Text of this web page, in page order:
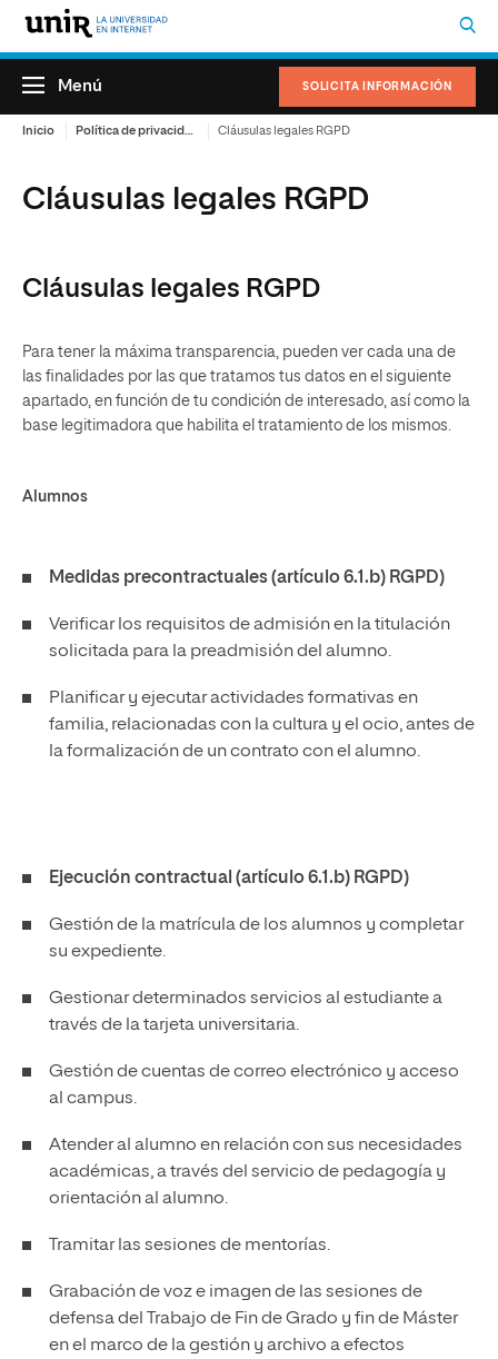
SOLICITA INFORMACIÓN
Menú
Inicio Cláusulas legales RGPD
Cláusulas legales RGPD
Cláusulas legales RGPD
Para tener la máxima transparencia, pueden ver cada una de
las finalidades por las que tratamos tus datos en el siguiente
apartado, en función de tu condición de interesado, así como la
base legitimadora que habilita el tratamiento de los mismos.
Alumnos
Medidas precontractuales (artículo 6.1.b) RGPD)
Verificar los requisitos de admisión en la titulación
solicitada para la preadmisión del alumno.
Planificar y ejecutar actividades formativas en
familia, relacionadas con la cultura y el ocio, antes de
la formalización de un contrato con el alumno.
Ejecución contractual (artículo 6.1.b) RGPD)
Gestión de la matrícula de los alumnos y completar
su expediente.
Gestionar determinados servicios al estudiante a
través de la tarjeta universitaria.
Gestión de cuentas de correo electrónico y acceso
al campus.
Atender al alumno en relación con sus necesidades
académicas, a través del servicio de pedagogía y
orientación al alumno.
Tramitar las sesiones de mentorías.
Grabación de voz e imagen de las sesiones de
defensa del Trabajo de Fin de Grado y fin de Máster
en el marco de la gestión y archivo a efectos